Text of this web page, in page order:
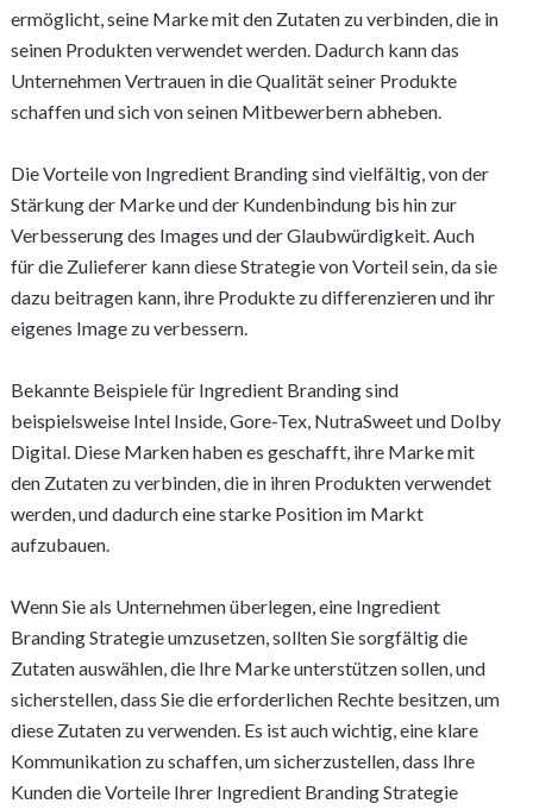
ermöglicht, seine Marke mit den Zutaten zu verbinden, die in
seinen Produkten verwendet werden. Dadurch kann das
Unternehmen Vertrauen in die Qualität seiner Produkte
schaffen und sich von seinen Mitbewerbern abheben.
Die Vorteile von Ingredient Branding sind vielfältig, von der
Stärkung der Marke und der Kundenbindung bis hin zur
Verbesserung des Images und der Glaubwürdigkeit. Auch
für die Zulieferer kann diese Strategie von Vorteil sein, da sie
dazu beitragen kann, ihre Produkte zu differenzieren und ihr
eigenes Image zu verbessern.
Bekannte Beispiele für Ingredient Branding sind
beispielsweise Intel Inside, Gore-Tex, NutraSweet und Dolby
Digital. Diese Marken haben es geschafft, ihre Marke mit
den Zutaten zu verbinden, die in ihren Produkten verwendet
werden, und dadurch eine starke Position im Markt
aufzubauen.
Wenn Sie als Unternehmen überlegen, eine Ingredient
Branding Strategie umzusetzen, sollten Sie sorgfältig die
Zutaten auswählen, die Ihre Marke unterstützen sollen, und
sicherstellen, dass Sie die erforderlichen Rechte besitzen, um
diese Zutaten zu verwenden. Es ist auch wichtig, eine klare
Kommunikation zu schaffen, um sicherzustellen, dass Ihre
Kunden die Vorteile Ihrer Ingredient Branding Strategie